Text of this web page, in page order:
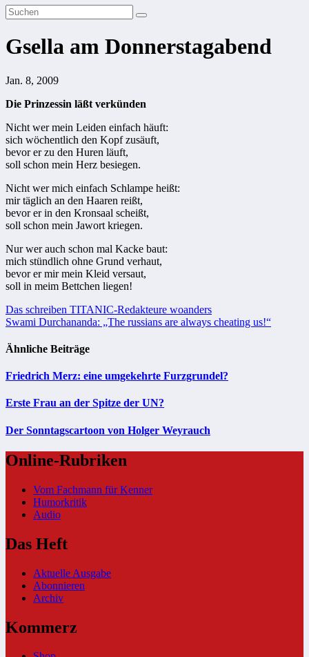
Gsella am Donnerstagabend
Jan. 8, 2009
Die Prinzessin läßt verkünden
Nicht wer mein Leiden einfach häuft:
sich wöchentlich den Kopf zusäuft,
bevor er zu den Huren läuft,
soll schon mein Herz besiegen.
Nicht wer mich einfach Schlampe heißt:
mir täglich an den Haaren reißt,
bevor er in den Kronsaal scheißt,
soll schon mein Jawort kriegen.
Nur wer auch schon mal Kacke baut:
mich stündlich ohne Grund verhaut,
bevor er mir mein Kleid versaut,
soll in meim Bettchen liegen!
Beitragsnavigation
Das schreiben TITANIC-Redakteure woanders
Swami Durchananda: „The russians are always cheating us!“
Ähnliche Beiträge
Friedrich Merz: eine umgekehrte Furzgrundel?
Erste Frau an der Spitze der UN?
Der Sonntagscartoon von Holger Weyrauch
Online-Rubriken
Vom Fachmann für Kenner
Humorkritik
Audio
Das Heft
Aktuelle Ausgabe
Abonnieren
Archiv
Kommerz